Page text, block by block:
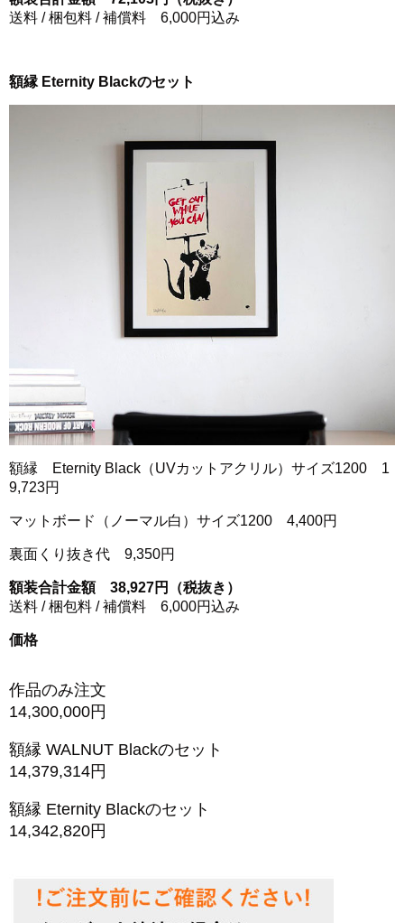
送料 / 梱包料 / 補償料 6,000円込み
額縁 Eternity Blackのセット
額縁 Eternity Black（UVカットアクリル）サイズ1200 1
9,723円
マットボード（ノーマル白）サイズ1200 4,400円
裏面くり抜き代 9,350円
額装合計金額 38,927円（税抜き）
送料 / 梱包料 / 補償料 6,000円込み
価格
作品のみ注文
14,300,000円
額縁 WALNUT Blackのセット
14,379,314円
額縁 Eternity Blackのセット
14,342,820円